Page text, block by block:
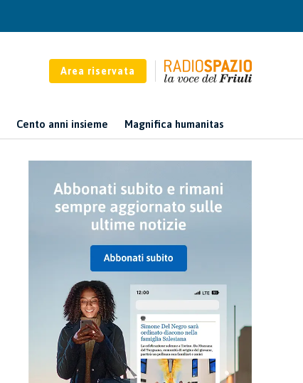
Area riservata
Cento anni insieme Magnifica humanitas